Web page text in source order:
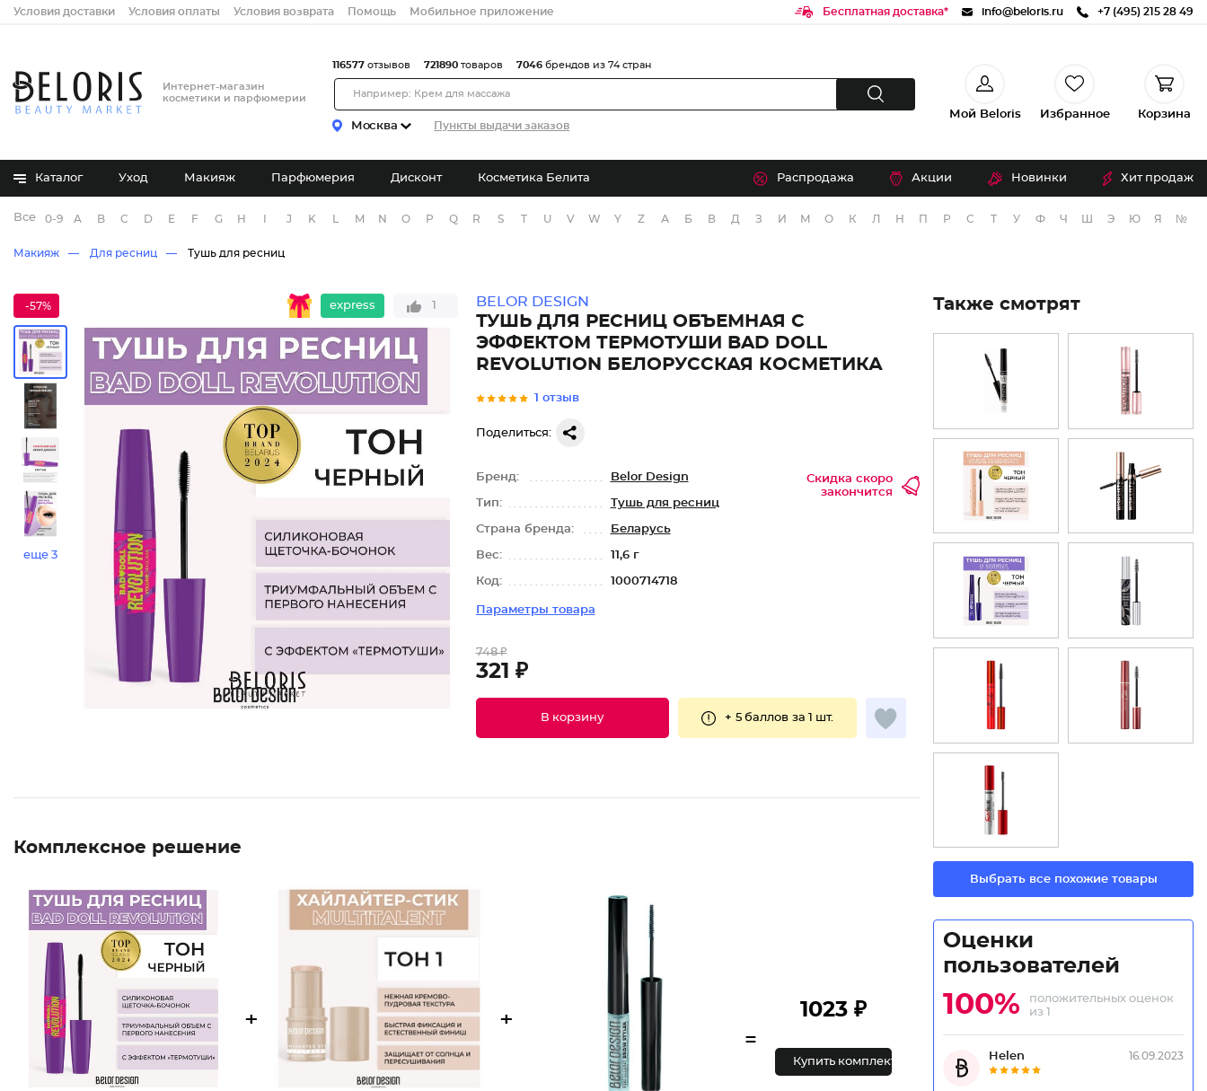
Условия доставки Условия оплаты Условия возврата Помощь Мобильное приложение Бесплатная доставка* info@beloris.ru +7 (495) 215 28 49
Интернет-магазин
косметики и парфюмерии
Москва Пункты выдачи заказов
116577 отзывов 721890 товаров 7046 брендов из 74 стран
Мой Beloris Избранное Корзина
Каталог Уход Макияж Парфюмерия Дисконт Косметика Белита Распродажа Акции Новинки Хит продаж
Все бренды
0-9 A B C D E F G H J K M N O P Q R S T U V W Y Z А Б В Д З И М О К Л Н П Р С Т У Ф Ч Э Ю Я №
Макияж Для ресниц Тушь для ресниц
-57% express 1
еще 3
BELOR DESIGN
ТУШЬ ДЛЯ РЕСНИЦ ОБЪЕМНАЯ С
ЭФФЕКТОМ ТЕРМОТУШИ BAD DOLL
REVOLUTION БЕЛОРУССКАЯ КОСМЕТИКА
1 отзыв
Поделиться:
Бренд: Belor Design
Тип: Тушь для ресниц
Страна бренда: Беларусь
Вес: 11,6 г
Код: 1000714718
Скидка скоро
закончится
Параметры товара
748 ₽
321 ₽
В корзину + 5 баллов за 1 шт.
Комплексное решение
+ +
=
1023 ₽
Купить комплект
Также смотрят
Выбрать все похожие товары
Оценки
пользователей
100%
положительных оценок
из 1
Helen 16.09.2023